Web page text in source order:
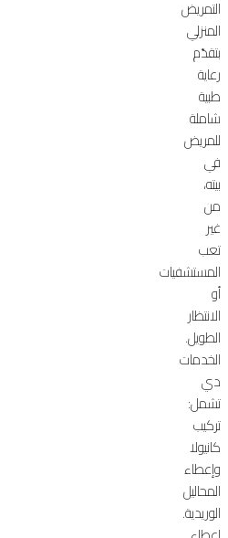
التمريض
المنزلي
بتقدّم
رعاية
طبية
شاملة
للمريض
في
بيته،
من
غير
تعب
المستشفيات
أو
الانتظار
الطويل.
الخدمات
دي
تشمل:
تركيب
كانيولا
وإعطاء
المحاليل
الوريدية.